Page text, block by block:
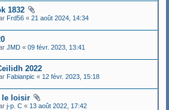
1832
Frd56 « 21 août 2024, 14:34
JMD « 09 févr. 2023, 13:41
2022
Fabianpic « 12 févr. 2023, 15:18
le loisir
j-p. C « 13 août 2022, 17:42